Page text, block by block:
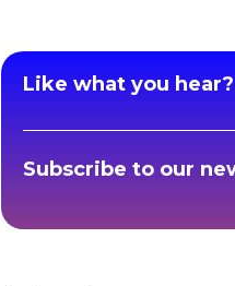
Like what you
Subscribe to our